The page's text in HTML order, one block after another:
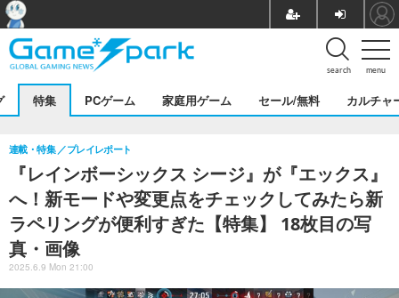
menu
search
特集 PCゲーム 家庭用ゲーム セール/無料 カルチャ
『レインボーシックス シージ』が『エックス』
へ！新モードや変更点をチェックしてみたら新
ラペリングが便利すぎた【特集】 18枚目の写
真・画像
連載・特集 プレイレポート
2025.6.9 Mon 21:00